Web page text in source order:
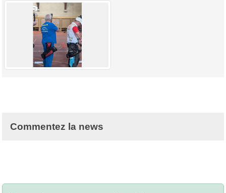
Commentez la news